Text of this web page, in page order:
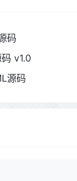
码
v1.0
源码